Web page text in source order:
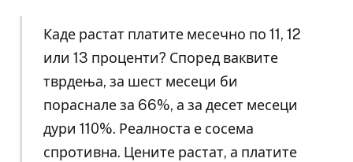
Каде растат платите месечно по 11, 12
или 13 проценти? Според ваквите
тврдења, за шест месеци би
пораснале за 66%, а за десет месеци
дури 110%. Реалноста е сосема
спротивна. Цените растат, а платите